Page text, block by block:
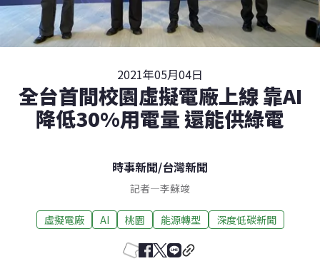
2021年05月04日
全台首間校園虛擬電廠上線 靠AI
降低30%用電量 還能供綠電
時事新聞/台灣新聞
記者—李蘇竣
虛擬電廠 AI 桃園 能源轉型 深度低碳新聞